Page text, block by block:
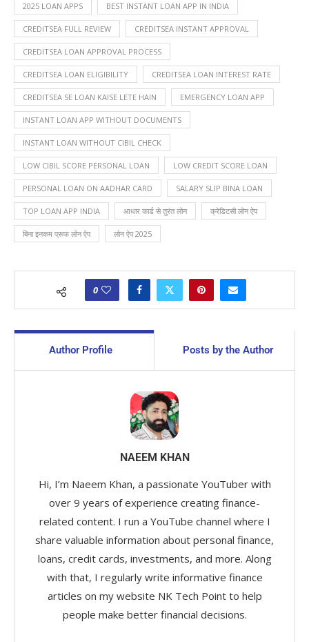
2025 LOAN APPS BEST INSTANT LOAN APP IN INDIA
CREDITSEA FULL REVIEW CREDITSEA INSTANT APPROVAL
CREDITSEA LOAN APPROVAL PROCESS
CREDITSEA LOAN ELIGIBILITY CREDITSEA LOAN INTEREST RATE
CREDITSEA SE LOAN KAISE LETE HAIN EMERGENCY LOAN APP
INSTANT LOAN APP WITHOUT DOCUMENTS
INSTANT LOAN WITHOUT CIBIL CHECK
LOW CIBIL SCORE PERSONAL LOAN LOW CREDIT SCORE LOAN
PERSONAL LOAN ON AADHAR CARD SALARY SLIP BINA LOAN
TOP LOAN APP INDIA आधार कार्ड से तुरंत लोन क्रेडिटसी लोन ऐप
बिना इनकम प्रूफ लोन ऐप लोन ऐप 2025
0
Author Profile Posts by the Author
NAEEM KHAN
Hi, I’m Naeem Khan, a passionate YouTuber with
over 9 years of experience creating finance-
related content. I run a YouTube channel where I
share valuable information about personal finance,
loans, credit cards, investments, and more. Along
with that, I regularly write informative finance
articles on my website NK Tech Point to help
people make better financial decisions.